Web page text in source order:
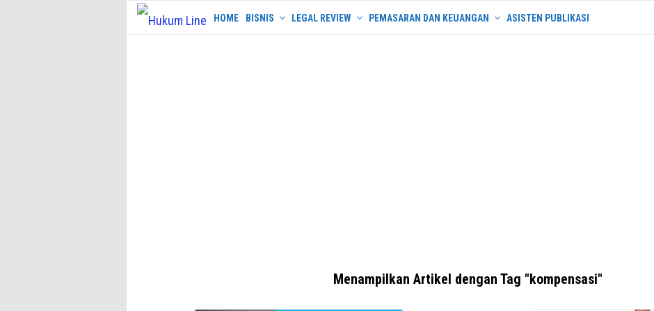
Skip
HOME BISNIS LEGAL REVIEW PEMASARAN DAN KEUANGAN ASISTEN PUBLIKASI
Menampilkan Artikel dengan Tag "kompensasi"